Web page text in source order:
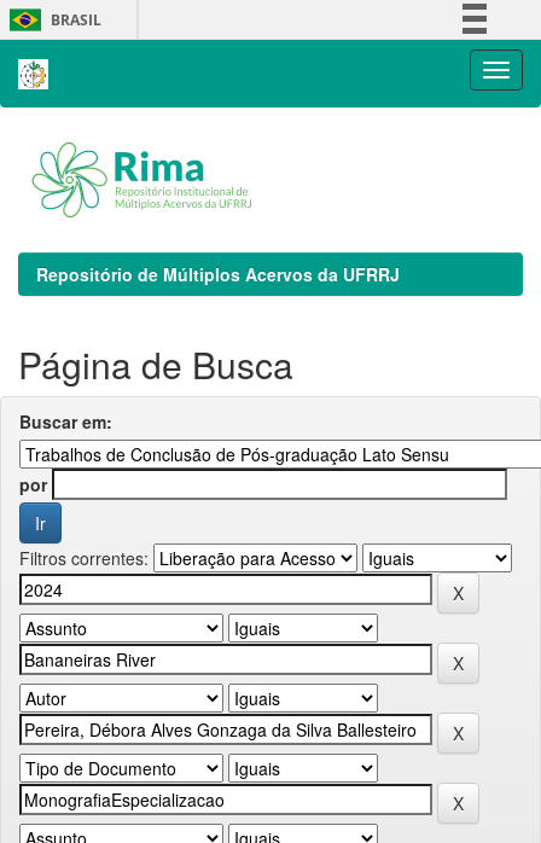
Skip
navigation
BRASIL
Repositório de Múltiplos Acervos da UFRRJ
Página de Busca
Buscar em:
por
Filtros correntes: